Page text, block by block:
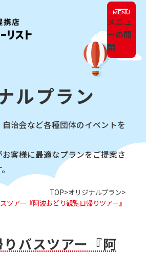
メニュ
ーの開
閉
ルプラン
治会など各種団体のイベントを
客様に​最適なプランをご提案さ
TOP オリジナルプラン
ツアー『阿波おどり観覧日帰りツアー』
バスツアー『阿